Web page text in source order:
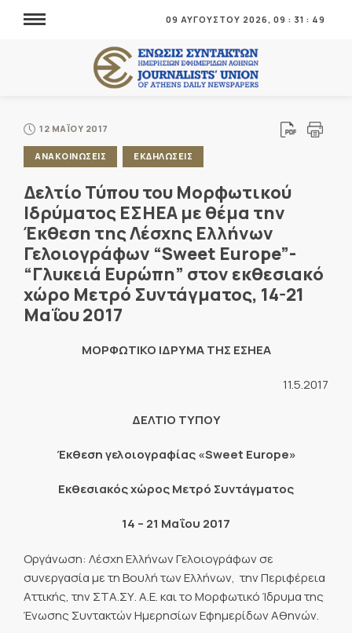
09 ΑΥΓΟΥΣΤΟΥ 2026, 09 : 31 : 49
12 ΜΑΪΟΥ 2017
ΑΝΑΚΟΙΝΩΣΕΙΣ ΕΚΔΗΛΩΣΕΙΣ
Δελτίο Τύπου του Μορφωτικού
Ιδρύματος ΕΣΗΕΑ με θέμα την
Έκθεση της Λέσχης Ελλήνων
Γελοιογράφων “Sweet Europe”-
“Γλυκειά Ευρώπη” στον εκθεσιακό
χώρο Μετρό Συντάγματος, 14-21
Μαΐου 2017
ΜΟΡΦΩΤΙΚΟ ΙΔΡΥΜΑ ΤΗΣ ΕΣΗΕΑ
11.5.2017
ΔΕΛΤΙΟ ΤΥΠΟΥ
Έκθεση γελοιογραφίας «Sweet Europe»
Εκθεσιακός χώρος Μετρό Συντάγματος
14 – 21 Μαΐου 2017
Οργάνωση: Λέσχη Ελλήνων Γελοιογράφων σε
συνεργασία με τη Βουλή των Ελλήνων, την Περιφέρεια
Αττικής, την ΣΤΑ.ΣΥ. Α.Ε. και το Μορφωτικό Ίδρυμα της
Ένωσης Συντακτών Ημερησίων Εφημερίδων Αθηνών.